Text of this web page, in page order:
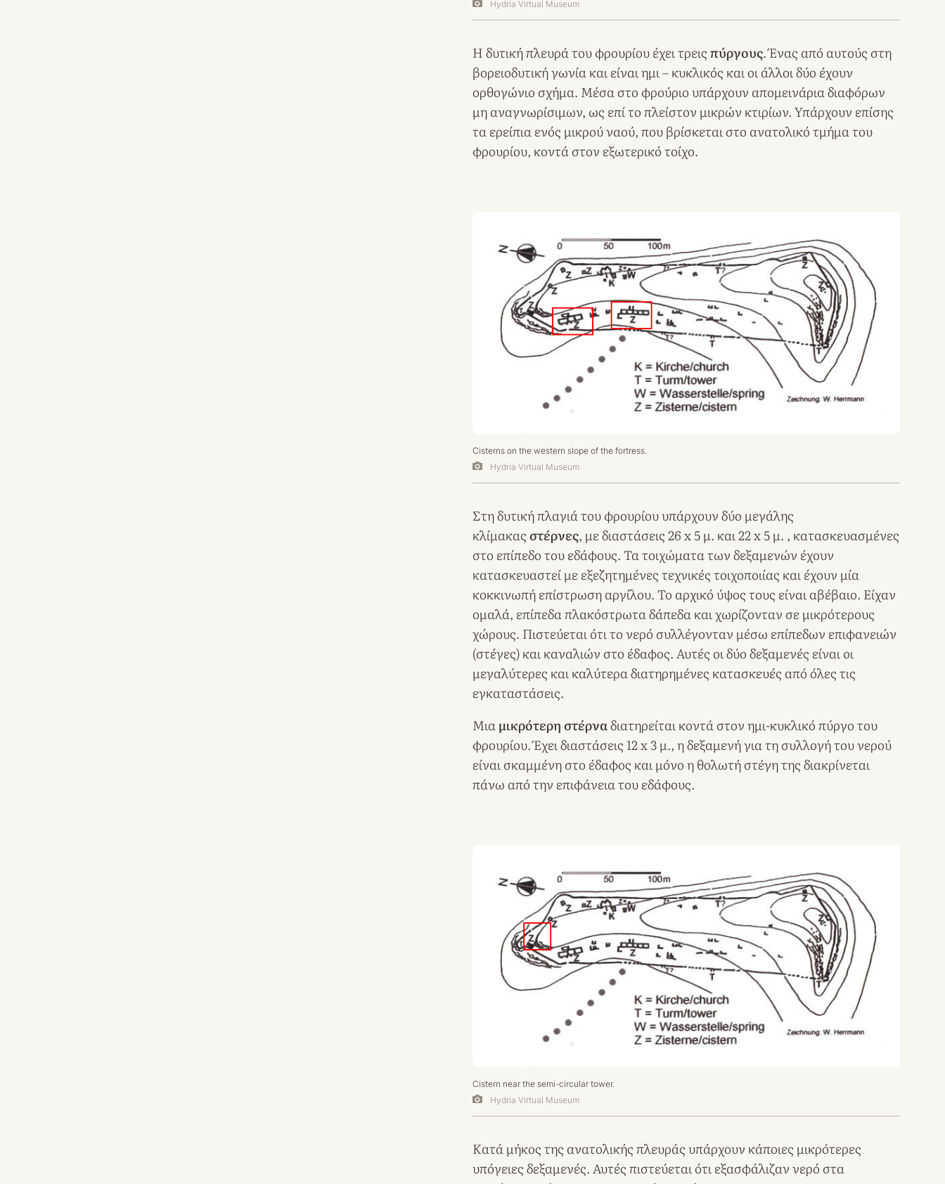
Hydria Virtual Museum
Η δυτική πλευρά του φρουρίου έχει τρειςπύργους. Ένας από αυτούς στη
βορειοδυτική γωνία και είναι ημι – κυκλικός και οι άλλοι δύο έχουν
ορθογώνιο σχήμα. Μέσα στο φρούριο υπάρχουν απομεινάρια διαφόρων
μη αναγνωρίσιμων, ως επί το πλείστον μικρών κτιρίων. Υπάρχουν επίσης
τα ερείπια ενός μικρού ναού, που βρίσκεται στο ανατολικό τμήμα του
φρουρίου, κοντά στον εξωτερικό τοίχο.
Cisterns on the western slope of the fortress.
Hydria Virtual Museum
Στη δυτική πλαγιά του φρουρίου υπάρχουν δύο μεγάλης
κλίμακαςστέρνες, με διαστάσεις 26 x 5 μ. και 22 x 5 μ. , κατασκευασμένες
στο επίπεδο του εδάφους. Τα τοιχώματα των δεξαμενών έχουν
κατασκευαστεί με εξεζητημένες τεχνικές τοιχοποιίας και έχουν μία
κοκκινωπή επίστρωση αργίλου. Το αρχικό ύψος τους είναι αβέβαιο. Είχαν
ομαλά, επίπεδα πλακόστρωτα δάπεδα και χωρίζονταν σε μικρότερους
χώρους. Πιστεύεται ότι το νερό συλλέγονταν μέσω επίπεδων επιφανειών
(στέγες) και καναλιών στο έδαφος. Αυτές οι δύο δεξαμενές είναι οι
μεγαλύτερες και καλύτερα διατηρημένες κατασκευές από όλες τις
εγκαταστάσεις.
Μιαμικρότερη στέρναδιατηρείται κοντά στον ημι-κυκλικό πύργο του
φρουρίου. Έχει διαστάσεις 12 x 3 μ., η δεξαμενή για τη συλλογή του νερού
είναι σκαμμένη στο έδαφος και μόνο η θολωτή στέγη της διακρίνεται
πάνω από την επιφάνεια του εδάφους.
Cistern near the semi-circular tower.
Hydria Virtual Museum
Κατά μήκος της ανατολικής πλευράς υπάρχουν κάποιες μικρότερες
υπόγειες δεξαμενές. Αυτές πιστεύεται ότι εξασφάλιζαν νερό στα